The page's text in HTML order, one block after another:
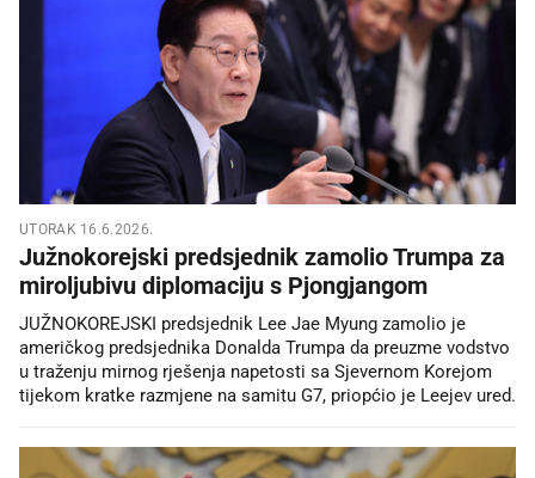
UTORAK 16.6.2026.
Južnokorejski predsjednik zamolio Trumpa za
miroljubivu diplomaciju s Pjongjangom
JUŽNOKOREJSKI predsjednik ‌Lee Jae Myung zamolio je
američkog predsjednika Donalda Trumpa da preuzme ⁠vodstvo
u traženju ⁠mirnog rješenja napetosti sa Sjevernom Korejom
tijekom kratke razmjene na samitu G7, priopćio je Leejev ured.